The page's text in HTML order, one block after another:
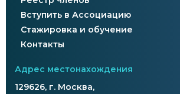
Вступить в Ассоциацию
Стажировка и обучение
Контакты
Адрес местонахождения
129626, г. Москва,